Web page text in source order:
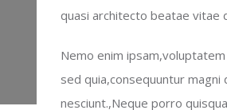
quasi architecto beatae vitae
Nemo enim
sed quia,consequuntur
nesciunt.,Neque porro